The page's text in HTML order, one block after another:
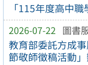
「115年度高中
2026-07-22 圖書
教育部委託方成
節敬師徵稿活動